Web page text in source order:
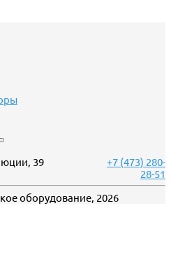
39
+7 (473) 280-
28-51
оборудование, 2026